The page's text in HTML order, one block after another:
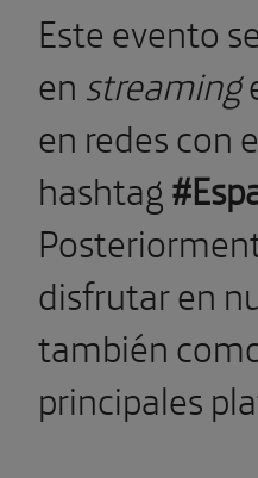
Este evento
en streaming
en redes con
hashtag
disfrutar en
también
principales